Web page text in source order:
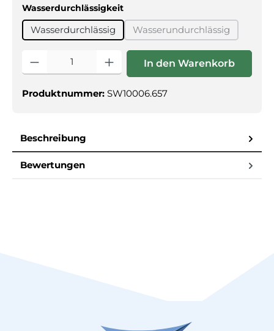
Wasserdurchlässigkeitauswählen
Wasserdurchlässig Wasserundurchlässig
(Diese Option ist
Produkt Anzahl: Gib den gewünschten Wert ein oder
In den Warenkorb
Produktnummer: SW10006.657
Beschreibung
Bewertungen